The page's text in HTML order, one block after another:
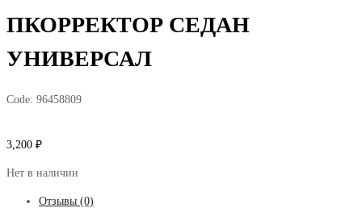
ПКОРРЕКТОР СЕДАН
УНИВЕРСАЛ
Code: 96458809
3,200 ₽
Нет в наличии
Отзывы (0)